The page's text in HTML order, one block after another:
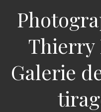
Thierry
Galerie